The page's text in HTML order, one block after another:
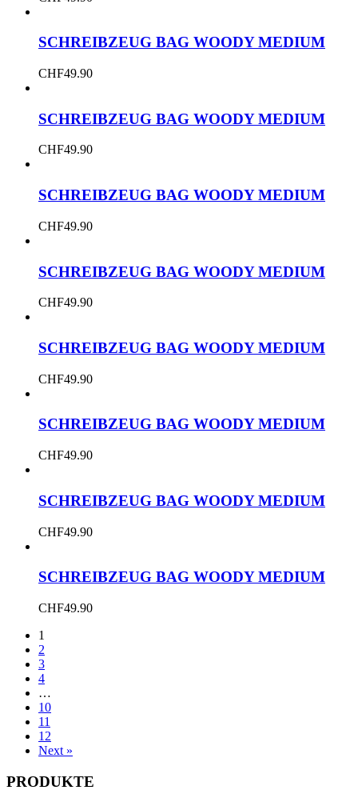
SCHREIBZEUG BAG WOODY MEDIUM
CHF49.90
SCHREIBZEUG BAG WOODY MEDIUM
CHF49.90
SCHREIBZEUG BAG WOODY MEDIUM
CHF49.90
SCHREIBZEUG BAG WOODY MEDIUM
CHF49.90
SCHREIBZEUG BAG WOODY MEDIUM
CHF49.90
SCHREIBZEUG BAG WOODY MEDIUM
CHF49.90
SCHREIBZEUG BAG WOODY MEDIUM
CHF49.90
SCHREIBZEUG BAG WOODY MEDIUM
CHF49.90
1
2
3
4
…
10
11
12
Next »
PRODUKTE